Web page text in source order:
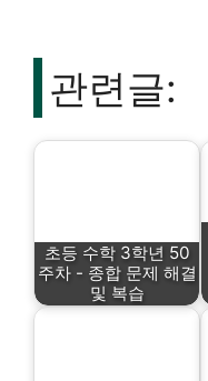
관련글:
초등 수학 3학년 50
주차 - 종합 문제 해결
및 복습